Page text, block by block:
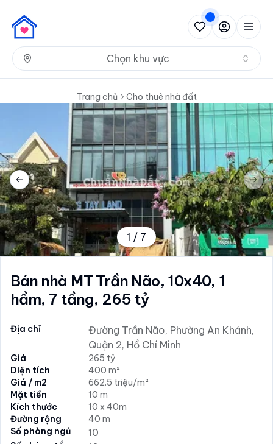
Chọn khu vực
Trang chủ Cho thuê nhà đất
Previous slide
1 / 7
Bán nhà MT Trần Não, 10x40, 1
hầm, 7 tầng, 265 tỷ
Địa chỉ
Đường Trần Não, Phường An Khánh,
Quận 2, Hồ Chí Minh
Giá
265 tỷ
Diện tích
400 m²
Giá / m2
662.5 triệu/m²
Mặt tiền
10 m
Kích thước
10 x 40m
Đường rộng
40 m
Số phòng ngủ
10